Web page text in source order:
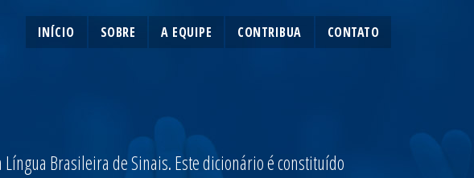
INÍCIO SOBRE A EQUIPE CONTRIBUA CONTATO
Brasileira de Sinais. Este dicionário é constituído